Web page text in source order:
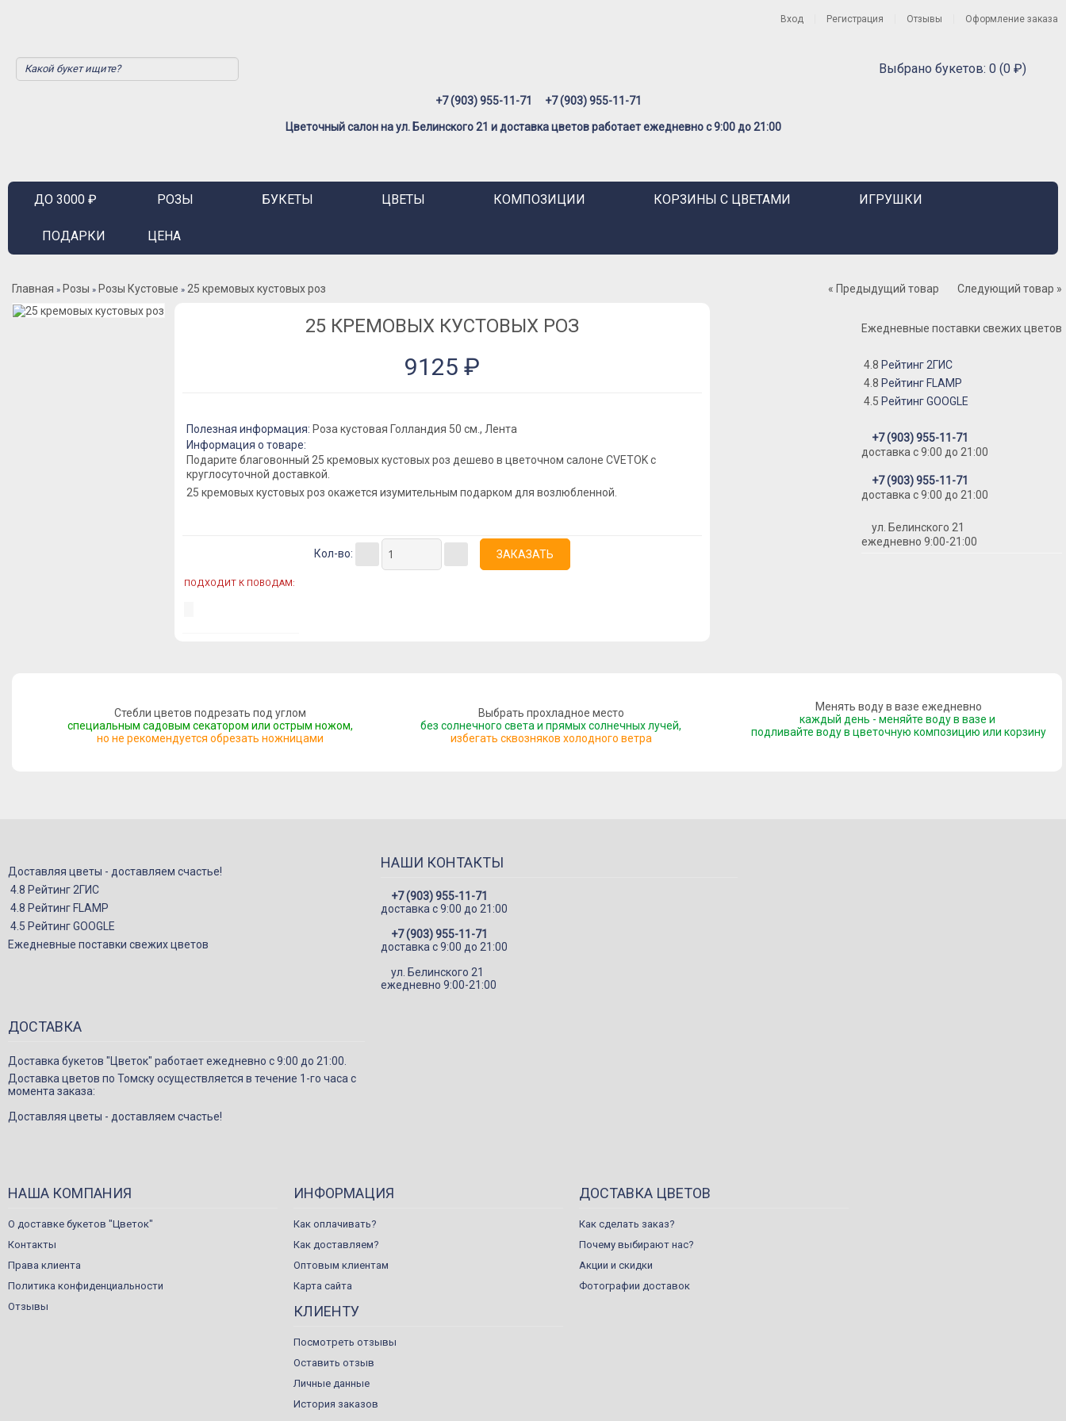
Вход Регистрация Отзывы Оформление заказа
Выбрано букетов: 0 (0 ₽)
+7 (903) 955-11-71 +7 (903) 955-11-71
Цветочный салон на ул. Белинского 21 и доставка цветов работает ежедневно с 9:00 до 21:00
ДО 3000 ₽ РОЗЫ БУКЕТЫ ЦВЕТЫ КОМПОЗИЦИИ КОРЗИНЫ С ЦВЕТАМИ ИГРУШКИ
ПОДАРКИ ЦЕНА
Главная » Розы » Розы Кустовые » 25 кремовых кустовых роз « Предыдущий товар Следующий товар »
25 КРЕМОВЫХ КУСТОВЫХ РОЗ
9125 ₽
Полезная информация: Роза кустовая Голландия 50 см., Лента
Информация о товаре:
Подарите благовонный 25 кремовых кустовых роз дешево в цветочном салоне CVETOK с
круглосуточной доставкой.
25 кремовых кустовых роз окажется изумительным подарком для возлюбленной.
Кол-во:
ПОДХОДИТ К ПОВОДАМ:
Ежедневные поставки свежих цветов
4.8 Рейтинг 2ГИС
4.8 Рейтинг FLAMP
4.5 Рейтинг GOOGLE
+7 (903) 955-11-71
доставка c 9:00 до 21:00
+7 (903) 955-11-71
доставка c 9:00 до 21:00
ул. Белинского 21
ежедневно 9:00-21:00
Стебли цветов подрезать под углом
специальным садовым секатором или острым ножом,
но не рекомендуется обрезать ножницами
Выбрать прохладное место
без солнечного света и прямых солнечных лучей,
избегать сквозняков холодного ветра
Менять воду в вазе ежедневно
каждый день - меняйте воду в вазе и
подливайте водув цветочную композицию или корзину
Доставляя цветы - доставляем счастье!
4.8 Рейтинг 2ГИС
4.8 Рейтинг FLAMP
4.5 Рейтинг GOOGLE
Ежедневные поставки свежих цветов
НАШИ КОНТАКТЫ
+7 (903) 955-11-71
доставка c 9:00 до 21:00
+7 (903) 955-11-71
доставка c 9:00 до 21:00
ул. Белинского 21
ежедневно 9:00-21:00
ДОСТАВКА
Доставка букетов "Цветок" работает ежедневно с 9:00 до 21:00.
Доставка цветов по Томску осуществляется в течение 1-го часа с
момента заказа:
Доставляя цветы - доставляем счастье!
НАША КОМПАНИЯ
О доставке букетов "Цветок"
Контакты
Права клиента
Политика конфиденциальности
Отзывы
ИНФОРМАЦИЯ
Как оплачивать?
Как доставляем?
Оптовым клиентам
Карта сайта
ДОСТАВКА ЦВЕТОВ
Как сделать заказ?
Почему выбирают нас?
Акции и скидки
Фотографии доставок
КЛИЕНТУ
Посмотреть отзывы
Оставить отзыв
Личные данные
История заказов